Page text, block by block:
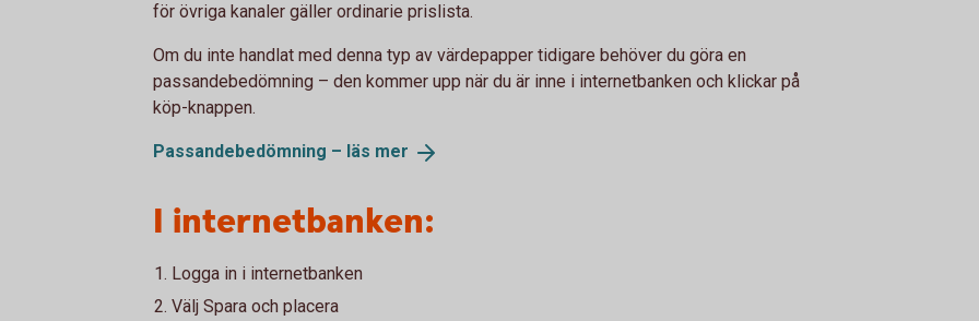
för övriga kanaler gäller ordinarie prislista.
Om du inte handlat med denna typ av värdepapper tidigare behöver du göra en
passandebedömning – den kommer upp när du är inne i internetbanken och klickar på
köp-knappen.
Passandebedömning – läs mer
I internetbanken:
Logga in i internetbanken
Välj Spara och placera